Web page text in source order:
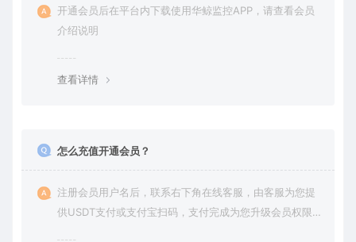
开通会员后在平台内下载使用华鲸监控APP，请查看会员
介绍说明
查看详情
怎么充值开通会员？
注册会员用户名后，联系右下角在线客服，由客服为您提
供USDT支付或支付宝扫码，支付完成为您升级会员权限后